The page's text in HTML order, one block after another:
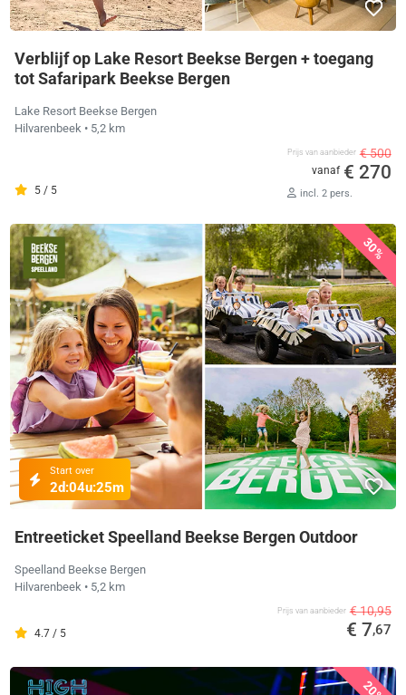
Verblijf op Lake Resort Beekse Bergen + toegang
tot Safaripark Beekse Bergen
Lake Resort Beekse Bergen
Hilvarenbeek • 5,2 km
5 / 5
Prijs van aanbieder € 500
vanaf € 270
incl. 2 pers.
30%
Start over
2d:04u:25m
Entreeticket Speelland Beekse Bergen Outdoor
Speelland Beekse Bergen
Hilvarenbeek • 5,2 km
4.7 / 5
Prijs van aanbieder € 10,95
€ 7,67